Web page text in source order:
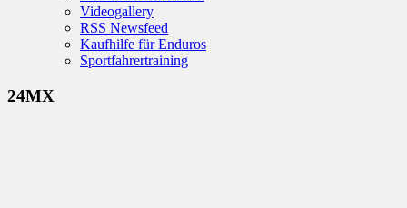
Videogallery
RSS Newsfeed
Kaufhilfe für Enduros
Sportfahrertraining
24MX